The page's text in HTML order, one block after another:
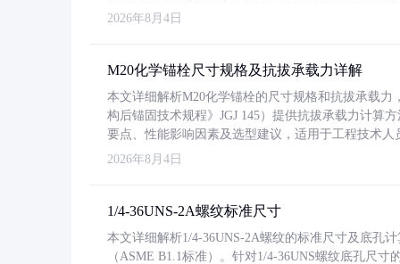
2026年8月4日
M20化学锚栓尺寸规格及抗拔承载力详解
本文详细解析M20化学锚栓的尺寸规格和抗拔承载
构后锚固技术规程》JGJ 145）提供抗拔承载力计算
要点、性能影响因素及选型建议，适用于工程技术人
2026年8月4日
1/4-36UNS-2A螺纹标准尺寸
本文详细解析1/4-36UNS-2A螺纹的标准尺寸及底孔
（ASME B1.1标准）。针对1/4-36UNS螺纹底孔尺